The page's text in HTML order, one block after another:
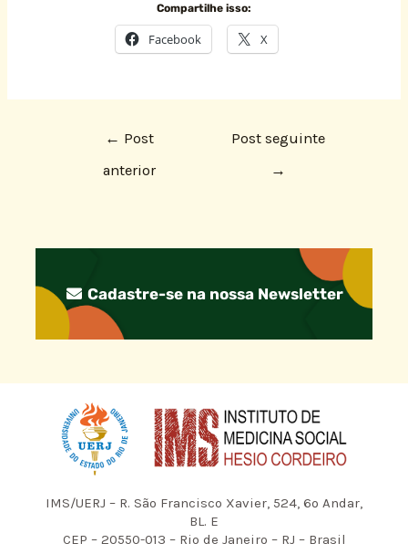
Compartilhe isso:
Facebook X
← Post
anterior
Post seguinte
→
Cadastre-se na nossa Newsletter
IMS/UERJ – R. São Francisco Xavier, 524, 6º Andar,
BL. E
CEP – 20550-013 – Rio de Janeiro – RJ – Brasil